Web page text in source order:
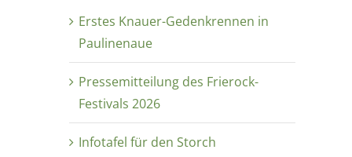
Erstes Knauer-Gedenkrennen in
Paulinenaue
Pressemitteilung des Frierock-
Festivals 2026
Infotafel für den Storch